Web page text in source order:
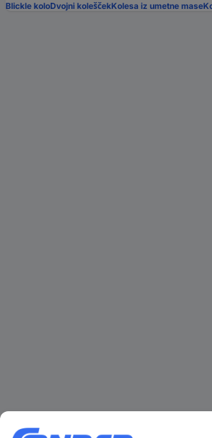
Blickle koloDvojni koleščekKolesa iz umetne mase